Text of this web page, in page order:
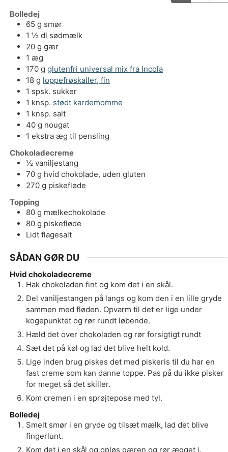
Bolledej
65 g smør
1 ½ dl sødmælk
20 g gær
1 æg
170 g glutenfri universal mix fra Incola
18 g loppefrøskaller, fin
1 spsk. sukker
1 knsp. stødt kardemomme
1 knsp. salt
40 g nougat
1 ekstra æg til pensling
Chokoladecreme
½ vaniljestang
70 g hvid chokolade, uden gluten
270 g piskefløde
Topping
80 g mælkechokolade
80 g piskefløde
Lidt flagesalt
SÅDAN GØR DU
Hvid chokoladecreme
Hak chokoladen fint og kom det i en skål.
Del vaniljestangen på langs og kom den i en lille gryde
sammen med fløden. Opvarm til det er lige under
kogepunktet og rør rundt løbende.
Hæld det over chokoladen og rør forsigtigt rundt
Sæt det på køl og lad det blive helt kold.
Lige inden brug piskes det med piskeris til du har en
fast creme som kan danne toppe. Pas på du ikke pisker
for meget så det skiller.
Kom cremen i en sprøjtepose med tyl.
Bolledej
Smelt smør i en gryde og tilsæt mælk, lad det blive
fingerlunt.
Kom det i en skål og opløs gæren og rør ægget i.